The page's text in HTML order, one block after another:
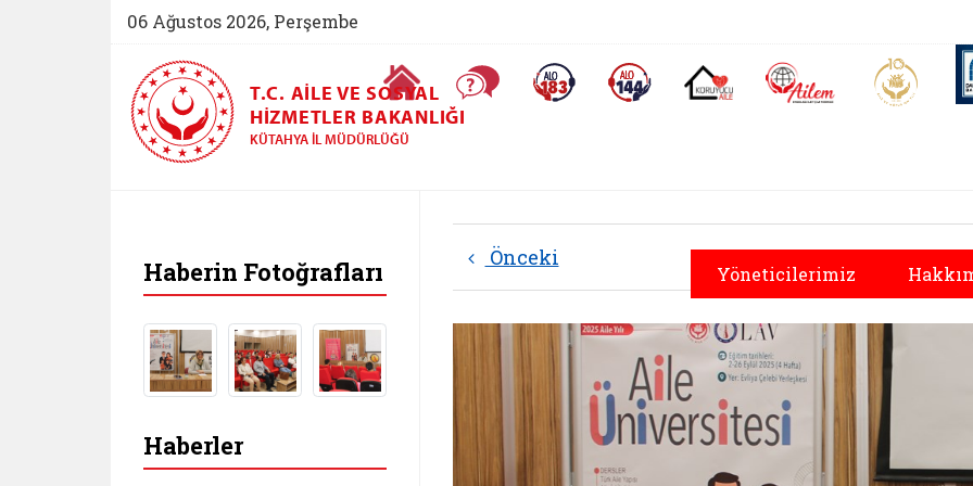
06 Ağustos 2026, Perşembe
Ana Sayfa Sıkça Sorulan SorularAlo 183 (yeni sekmede açılır)Alo 144 (yeni sekmede açılır)Koruyucu Aile (yeni sekmede açılır)
AİLEM İletişim Aile ve
T.C. AILE VE SOSYAL
HIZMETLER BAKANLIĞI
KÜTAHYA İL MÜDÜRLÜĞÜ
Yöneticilerimiz
Önceki
Haberin Fotoğrafları
Haberler